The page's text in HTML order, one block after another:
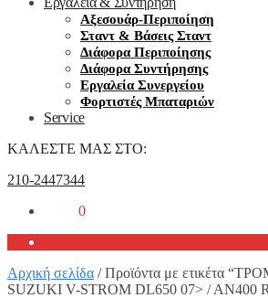
Αξεσουάρ-Περιποίηση
Σταντ & Βάσεις Σταντ
Διάφορα Περιποίησης
Διάφορα Συντήρησης
Εργαλεία Συνεργείου
Φορτιστές Μπαταριών
Service
ΚΑΛΕΣΤΕ ΜΑΣ ΣΤΟ:
210-2447344
0
Αρχική σελίδα /Προϊόντα με ετικέτα
SUZUKI V-STROM DL650 07> / AN400